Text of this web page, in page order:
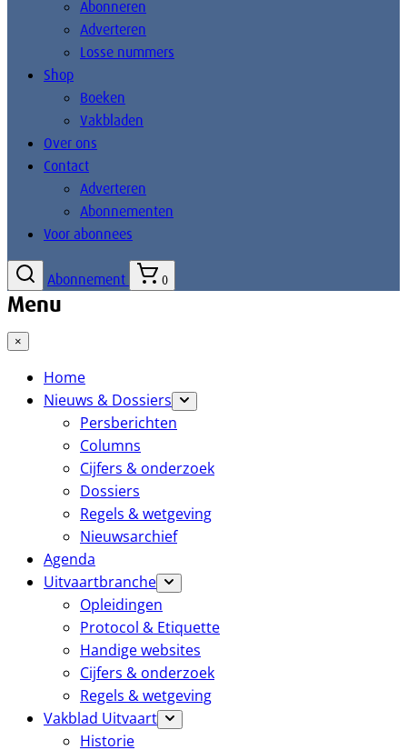
Abonneren
Adverteren
Losse nummers
Shop
Boeken
Vakbladen
Over ons
Contact
Adverteren
Abonnementen
Voor abonnees
Abonnement 0
Menu
×
Home
Nieuws & Dossiers
Persberichten
Columns
Cijfers & onderzoek
Dossiers
Regels & wetgeving
Nieuwsarchief
Agenda
Uitvaartbranche
Opleidingen
Protocol & Etiquette
Handige websites
Cijfers & onderzoek
Regels & wetgeving
Vakblad Uitvaart
Historie